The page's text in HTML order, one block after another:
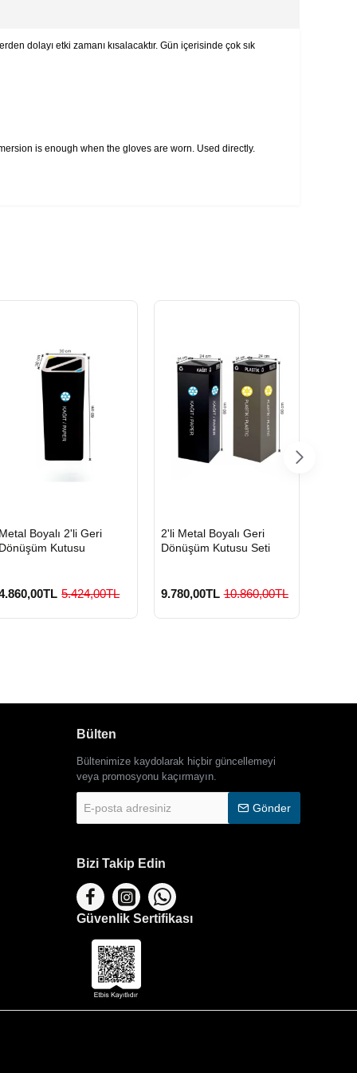
dolayı etki zamanı kısalacaktır. Gün içerisinde çok sık
is enough when the gloves are worn. Used directly.
GÖNDERİ
Metal Boyalı 2'li Geri
Dönüşüm Kutusu
5.424,00TL
GÖNDERİ
2'li Metal Boyalı Geri
Dönüşüm Kutusu Seti
9.780,00TL 10.860,00TL
Bülten
Bültenimize kaydolarak hiçbir güncellemeyi
veya promosyonu kaçırmayın.
posta
Gönder
Bizi Takip Edin
Güvenlik Sertifikası